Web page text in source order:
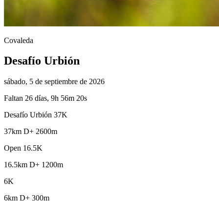
Covaleda
Desafío Urbión
sábado, 5 de septiembre de 2026
Faltan 26 días, 9h 56m 18s
Desafío Urbión 37K
37km D+ 2600m
Open 16.5K
16.5km D+ 1200m
6K
6km D+ 300m